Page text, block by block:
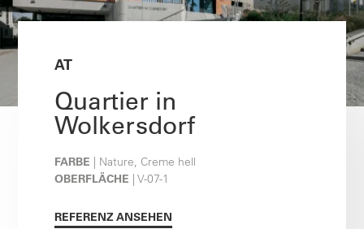
AT
Quartier in
Wolkersdorf
FARBE | Nature, Creme hell
OBERFLÄCHE | V-07-1
REFERENZ ANSEHEN